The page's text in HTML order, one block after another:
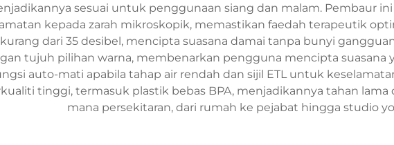
sesuai untuk penggunaan siang dan malam. Pembaur
kepada zarah mikroskopik, memastikan faedah terapeutik
dari 35 desibel, mencipta suasana damai tanpa bunyi
tujuh pilihan warna, membenarkan pengguna mencipta
auto-mati apabila tahap air rendah dan sijil ETL untuk
tinggi, termasuk plastik bebas BPA, menjadikannya tahan
mana persekitaran, dari rumah ke pejabat hingga studio